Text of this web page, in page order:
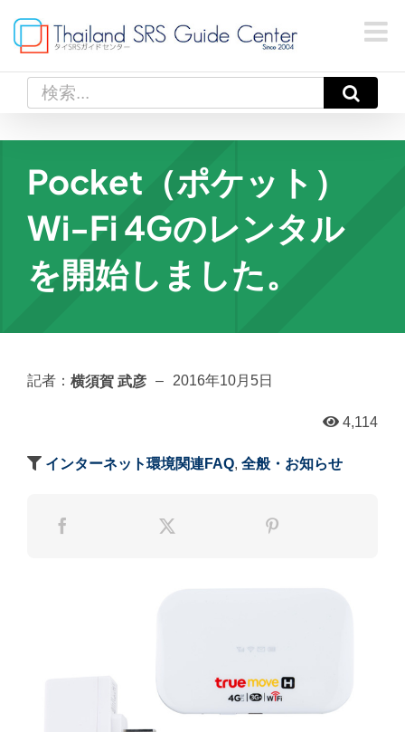
content
索
Pocket（ポケット）
Wi-Fi 4Gのレンタル
を開始しました。
記者： 横須賀 武彦 – 2016年10月5日
4,114
インターネット環境関連FAQ, 全般・お知らせ